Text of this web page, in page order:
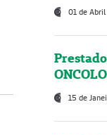
01 de
15 de